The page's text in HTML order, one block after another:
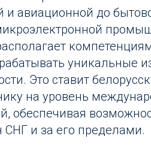
и авиационной до
уникальные
Это ставит
на уровень
обеспечивая
СНГ и за его пределами.